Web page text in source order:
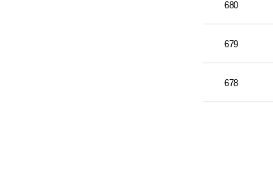
680
679
678